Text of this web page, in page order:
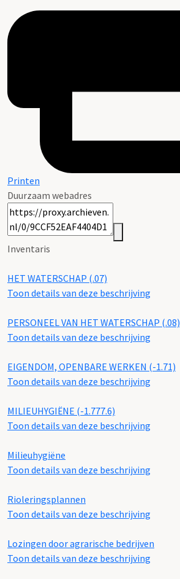
Printen
Duurzaam webadres
Inventaris
HET WATERSCHAP (.07)
Toon details van deze beschrijving
PERSONEEL VAN HET WATERSCHAP (.08)
Toon details van deze beschrijving
EIGENDOM, OPENBARE WERKEN (-1.71)
Toon details van deze beschrijving
MILIEUHYGIËNE (-1.777.6)
Toon details van deze beschrijving
Milieuhygiëne
Toon details van deze beschrijving
Rioleringsplannen
Toon details van deze beschrijving
Lozingen door agrarische bedrijven
Toon details van deze beschrijving